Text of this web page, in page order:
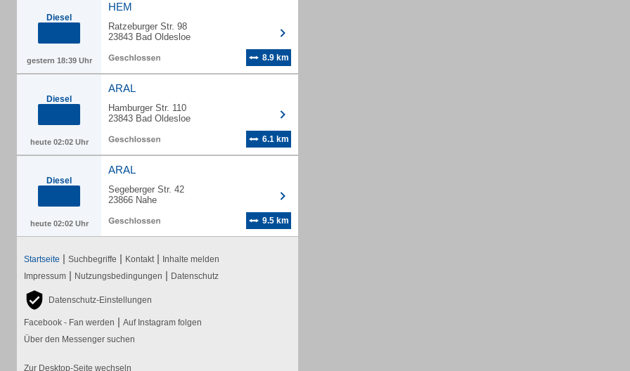
Diesel
gestern 18:39 Uhr
HEM
Ratzeburger Str. 98
23843 Bad Oldesloe
8.9 km
Diesel
heute 02:02 Uhr
ARAL
Hamburger Str. 110
23843 Bad Oldesloe
6.1 km
Diesel
heute 02:02 Uhr
ARAL
Segeberger Str. 42
23866 Nahe
9.5 km
Startseite | Suchbegriffe | Kontakt | Inhalte melden
Impressum | Nutzungsbedingungen | Datenschutz
Datenschutz-Einstellungen
Facebook - Fan werden | Auf Instagram folgen
Über den Messenger suchen
Zur Desktop-Seite wechseln